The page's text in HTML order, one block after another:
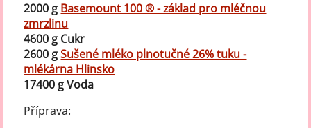
2000 g Basemount 100 ® - základ pro mléčnou
zmrzlinu
4600 g Cukr
2600 gSušené mléko plnotučné 26% tuku -
mlékárna Hlinsko
17400 g Voda
Příprava: